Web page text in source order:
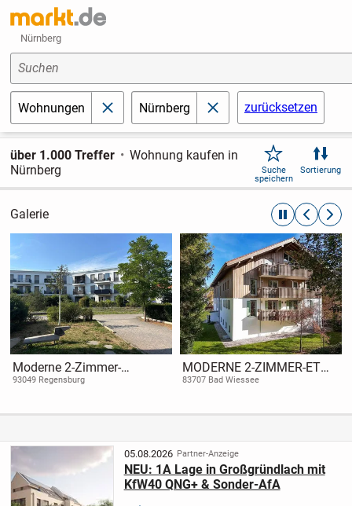
Nürnberg
Suchen
Wohnungen schließenNürnberg schließenzurücksetzen
über 1.000 Treffer
Wohnung kaufen in
Nürnberg
Suche
speichern
Sortierung
Galerie automatische
Moderne 2-Zimmer-
Wohnung mit Balkon in
Dörnberg
93049 Regensburg
MODERNE 2-ZIMMER-ETW
IN ZENTRUMSNAHER
83707 Bad Wiessee
05.08.2026 Partner-Anzeige
NEU: 1A Lage in Großgründlach mit
KfW40 QNG+ & Sonder-AfA